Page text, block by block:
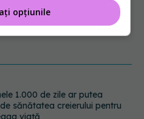
de sânge AST (SGOT): ce
rezultatele și când sunt un
opțiunile